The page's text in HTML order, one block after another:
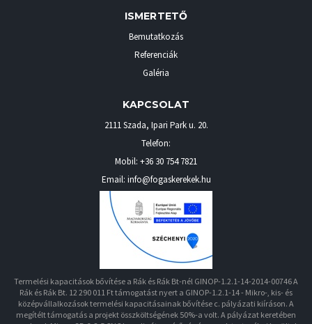
ISMERTETŐ
Bemutatkozás
Referenciák
Galéria
KAPCSOLAT
2111 Szada, Ipari Park u. 20.
Telefon:
Mobil: +36 30 754 7821
Email: info@fogaskerekek.hu
Termelési kapacitások bővítése a Rák és Rák Bt-nél GINOP-1.2.1-14-2014-00746 A
Rák és Rák Bt. 12 290 011 Ft támogatást nyert a GINOP-1.2.1-14 - Mikro-, kis- és
középvállalkozások termelési kapacitásainak bővítése c. pályázati kiíráson. A
megítélt támogatás a projekt összköltségének 50%-a volt. A pályázat keretében